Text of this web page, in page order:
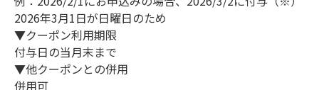
2026年3月1日が日曜日のため
▼クーポン利用期限
付与日の当月末まで
▼他クーポンとの併用
併用可